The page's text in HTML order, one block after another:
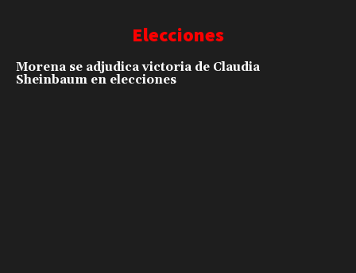
Elecciones
Morena se adjudica victoria de Claudia
Sheinbaum en elecciones